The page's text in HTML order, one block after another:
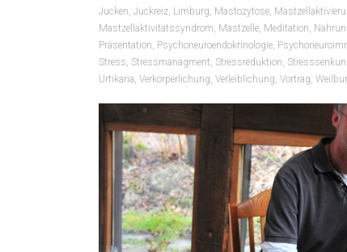
Jucken, Juckreiz, Limburg, Mastozytose,
Mastzellaktivitätssyndrom, Mastzelle, Meditation,
Präsentation, Psychoneuroendokrinologie,
Stress, Stressmanagment, Stressreduktion,
Urtikaria, Verkörperlichung, Verleiblichung, Vortrag,